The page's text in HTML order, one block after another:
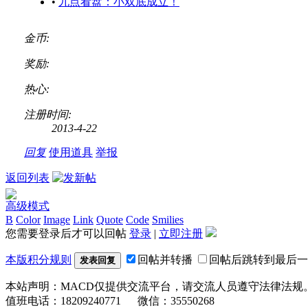
金币:
奖励:
热心:
注册时间:
2013-4-22
回复 使用道具 举报
返回列表
高级模式
B Color Image Link Quote Code Smilies
您需要登录后才可以回帖 登录 | 立即注册
本版积分规则 发表回复 回帖并转播 回帖后跳转到最后
本站声明：MACD仅提供交流平台，请交流人员遵守法律法规
值班电话：18209240771 微信：35550268